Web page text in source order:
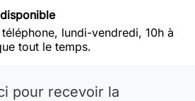
lundi-vendredi, 10h à
tout le temps.
pour recevoir la